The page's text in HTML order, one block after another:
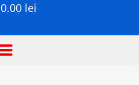
0.00 lei